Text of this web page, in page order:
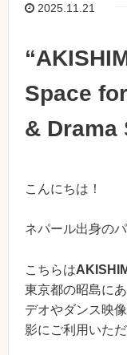
2025.11.21
Space
& Drama
こんにちは！
ネパール出身のパ
こちらは
東京都の昭島に
デオやダンス映
影にご利用いただ